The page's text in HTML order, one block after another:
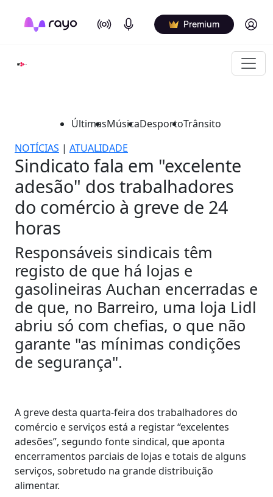
On Air Podcasts Premium Log in
ÚltimasMúsicaDesportoTrânsito
NOTÍCIAS | ATUALIDADE
Sindicato fala em "excelente
adesão" dos trabalhadores
do comércio à greve de 24
horas
Responsáveis sindicais têm
registo de que há lojas e
gasolineiras Auchan encerradas e
de que, no Barreiro, uma loja Lidl
abriu só com chefias, o que não
garante "as mínimas condições
de segurança".
A greve desta quarta-feira dos trabalhadores do
comércio e serviços está a registar “excelentes
adesões”, segundo fonte sindical, que aponta
encerramentos parciais de lojas e totais de alguns
serviços, sobretudo na grande distribuição
alimentar.